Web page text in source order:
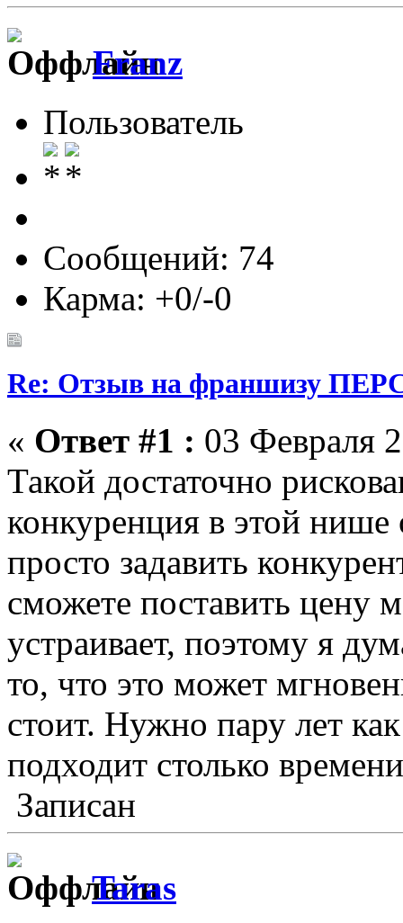
Franz
Пользователь
Сообщений: 74
Карма: +0/-0
Re: Отзыв на франшизу
« Ответ #1 : 03 Февраля
Такой достаточно
конкуренция в этой
просто задавить
сможете поставить цену
устраивает, поэтому я
то, что это может
стоит. Нужно пару лет
подходит столько
Записан
Taras